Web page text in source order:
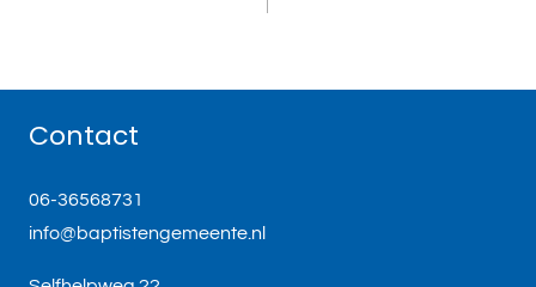
Contact
06-36568731
info@baptistengemeente.nl